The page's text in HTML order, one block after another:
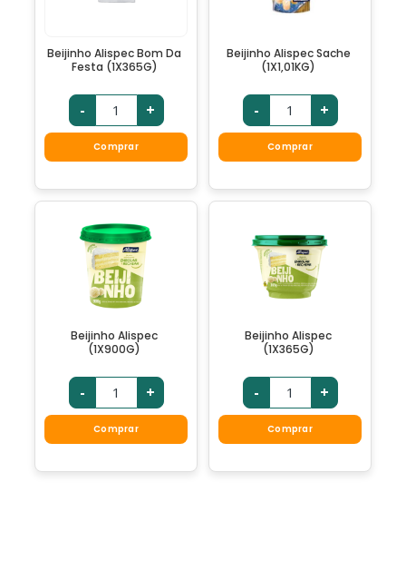
Beijinho Alispec Bom Da
Festa (1X365G)
- +
Comprar
Beijinho Alispec Sache
(1X1,01KG)
- +
Comprar
Beijinho Alispec
(1X900G)
- +
Comprar
Beijinho Alispec
(1X365G)
- +
Comprar